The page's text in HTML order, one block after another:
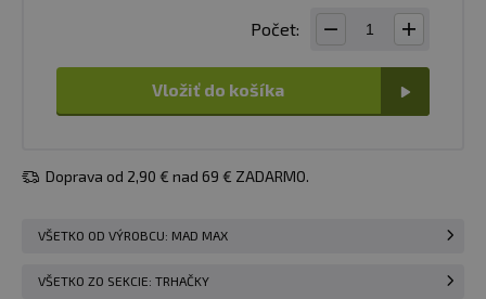
Počet:
Vložiť do košíka
Doprava od 2,90 € nad 69 € ZADARMO.
VŠETKO OD VÝROBCU: MAD MAX
VŠETKO ZO SEKCIE: TRHAČKY